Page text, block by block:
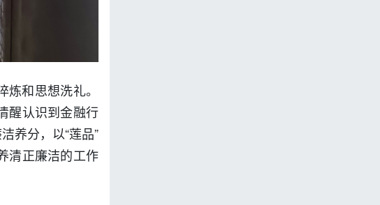
和思想洗礼。
醒认识到金融行
养分，以“莲品”
清正廉洁的工作